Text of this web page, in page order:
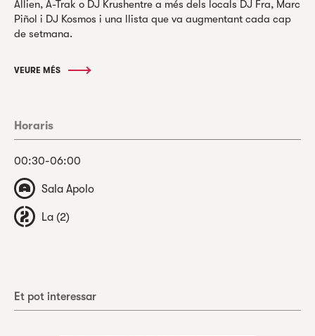
Allien, A-Trak o DJ Krushentre a més dels locals DJ Fra, Marc
Piñol i DJ Kosmos i una llista que va augmentant cada cap
de setmana.
VEURE MÉS
Horaris
00:30-06:00
Sala Apolo
La (2)
Et pot interessar